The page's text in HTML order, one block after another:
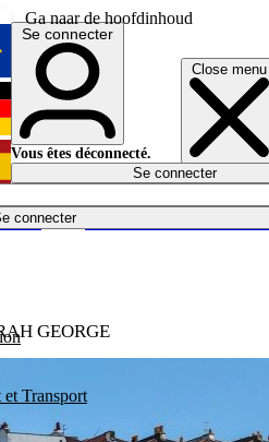
Ga naar de hoofdinhoud
Close menu
connecter
Transport
English
Deutsch
Español
Se connecter
Vous êtes déconnecté.
Se connecter
GEORGE